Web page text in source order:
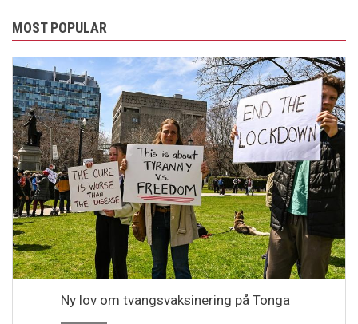
MOST POPULAR
Ny lov om tvangsvaksinering på Tonga